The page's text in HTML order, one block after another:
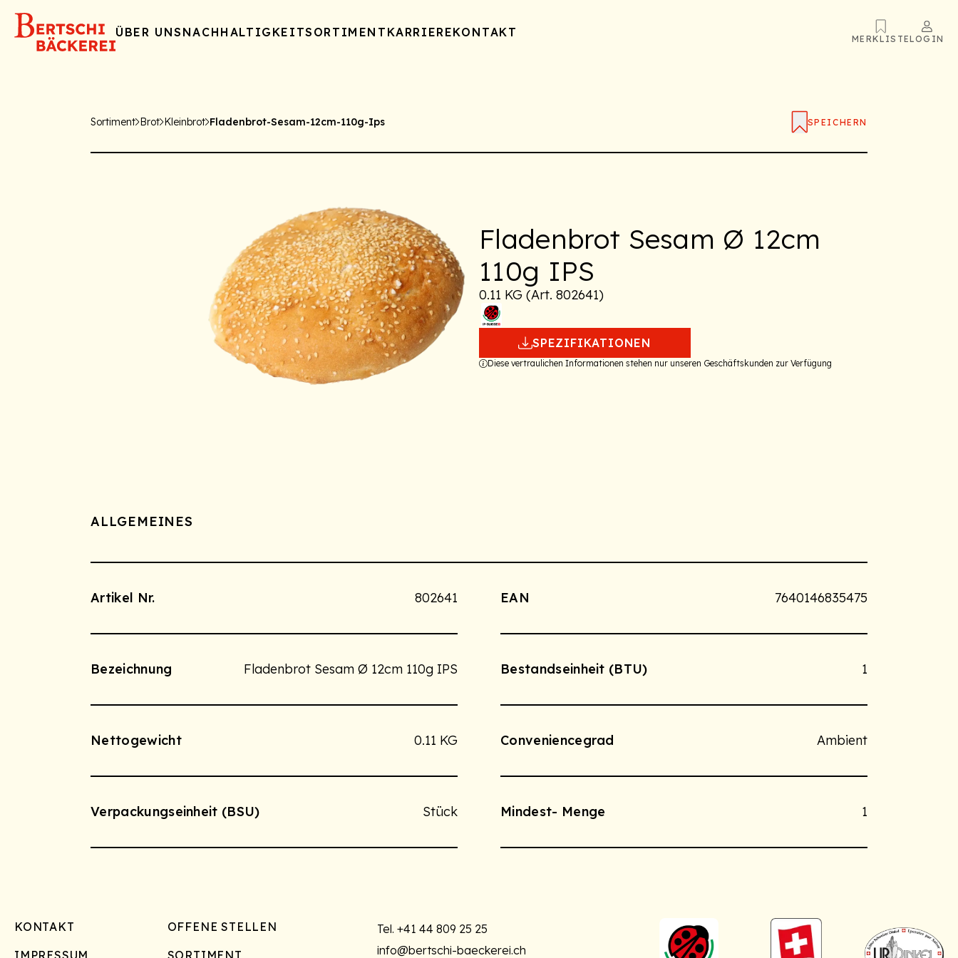
ÜBER UNS NACHHALTIGKEITSORTIMENT KARRIEREKONTAKT MERKLISTELOGIN
Sortiment Brot Kleinbrot Fladenbrot-Sesam-12cm-110g-Ips SPEICHERN
Fladenbrot Sesam Ø 12cm
110g IPS
0.11 KG (Art. 802641)
SPEZIFIKATIONEN
Diese vertraulichen Informationen stehen nur unseren Geschäftskunden zur Verfügung
ALLGEMEINES
Artikel Nr. 802641 EAN 7640146835475
Bezeichnung Fladenbrot Sesam Ø 12cm 110g IPS Bestandseinheit (BTU) 1
Nettogewicht 0.11 KG Conveniencegrad Ambient
Verpackungseinheit (BSU) Stück Mindest- Menge 1
Footer
KONTAKT
OFFENE STELLEN
IMPRESSUM
SORTIMENT
Tel.+41 44 809 25 25
info@bertschi-baeckerei.ch